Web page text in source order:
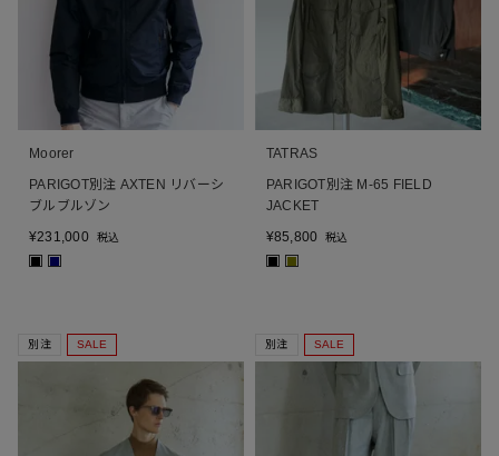
Moorer
PARIGOT別注 AXTEN リバーシ
ブルブルゾン
¥231,000 税込
TATRAS
PARIGOT別注 M-65 FIELD
JACKET
¥85,800 税込
別注 SALE 別注 SALE